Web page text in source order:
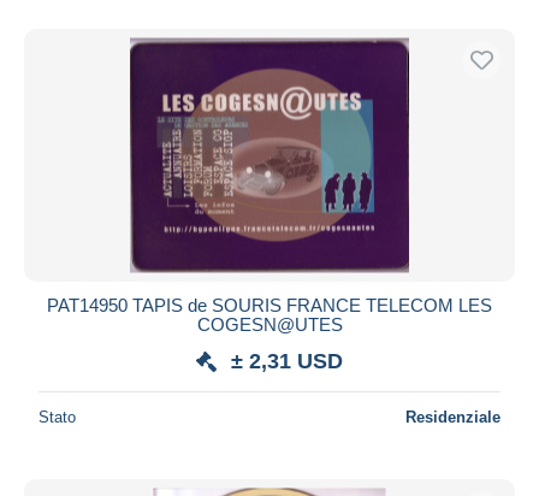
PAT14950 TAPIS de SOURIS FRANCE TELECOM LES
COGESN@UTES
± 2,31 USD
Stato Residenziale